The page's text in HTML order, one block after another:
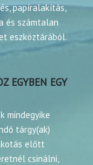
papíralakítás,
és számtalan
eszköztárából.
EGYBEN EGY
mindegyike
tárgy(ak)
előtt
csinálni,